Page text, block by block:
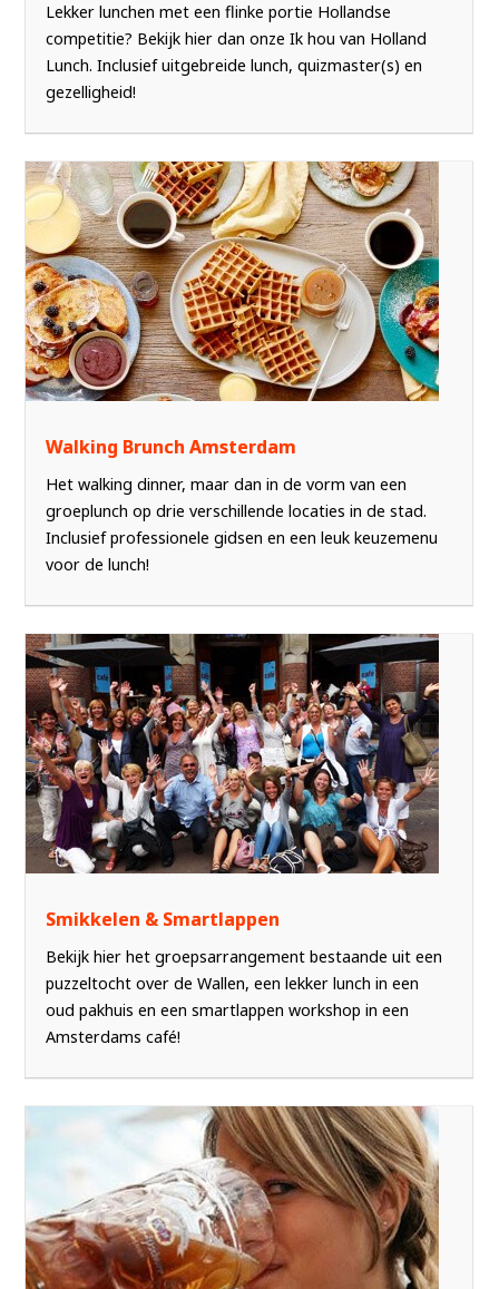
Lekker lunchen met een flinke portie Hollandse
competitie? Bekijk hier dan onze Ik hou van Holland
Lunch. Inclusief uitgebreide lunch, quizmaster(s) en
gezelligheid!
Walking Brunch Amsterdam
Het walking dinner, maar dan in de vorm van een
groeplunch op drie verschillende locaties in de stad.
Inclusief professionele gidsen en een leuk keuzemenu
voor de lunch!
Smikkelen & Smartlappen
Bekijk hier het groepsarrangement bestaande uit een
puzzeltocht over de Wallen, een lekker lunch in een
oud pakhuis en een smartlappen workshop in een
Amsterdams café!